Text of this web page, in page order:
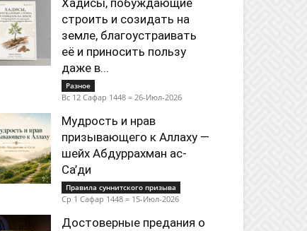
Хадисы, побуждающие
строить и созидать на
земле, благоустраивать
её и приносить пользу
даже в...
Разное
Вс 12 Сафар 1448 = 26-Июл-2026
Мудрость и нрав
призывающего к Аллаху —
шейх Абдуррахман ас-
Са’ди
Правила суннитского призыва
Ср 1 Сафар 1448 = 15-Июл-2026
Достоверные предания о